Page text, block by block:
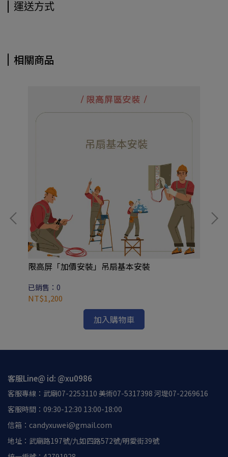
運送方式
相關商品
限高屏「加價安裝」吊扇基本安裝
已銷售：0
NT$1,200
加入購物車
客服Line@ id: @xu0986
客服專線：武廟07-2253110 美術07-5317398 河堤07-2269616
客服時間：09:30-12:30 13:00-18:00
信箱：candyxuwei@gmail.com
地址：武廟路197號/九如四路572號/明愛街39號